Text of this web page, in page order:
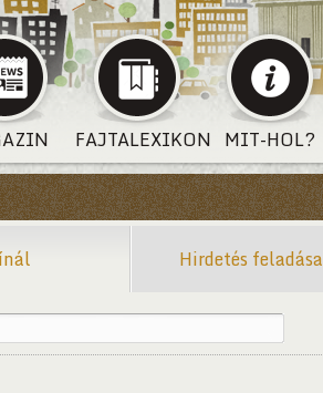
FAJTALEXIKON MIT-HOL?
Hirdetés feladása